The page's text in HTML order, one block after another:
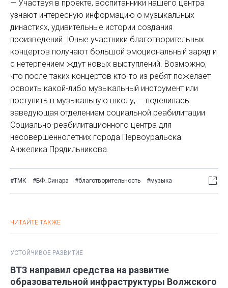
— Участвуя в проекте, воспитанники нашего центра
узнают интересную информацию о музыкальных
династиях, удивительные истории создания
произведений. Юные участники благотворительных
концертов получают большой эмоциональный заряд и
с нетерпением ждут новых выступлений. Возможно,
что после таких концертов кто-то из ребят пожелает
освоить какой-либо музыкальный инструмент или
поступить в музыкальную школу, — поделилась
заведующая отделением социальной реабилитации
Социально-реабилитационного центра для
несовершеннолетних города Первоуральска
Анжелика Прядильникова.
#ТМК #БФ_Синара #благотворительность #музыка
ЧИТАЙТЕ ТАКЖЕ
УСТОЙЧИВОЕ РАЗВИТИЕ
ВТЗ направил средства на развитие
образовательной инфраструктуры Волжского